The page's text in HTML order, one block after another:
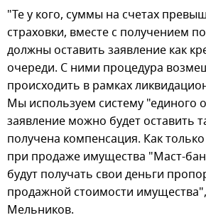
"Те у кого, суммы на счетах
страховки, вместе с получением
должны оставить заявление как
очереди. С ними процедура
происходить в рамках
Мы используем систему "единого
заявление можно будет оставить
получена компенсация. Как
при продаже имущества "Маст-
будут получать свои деньги
продажной стоимости
Мельников.